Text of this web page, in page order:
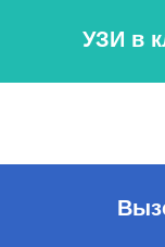
УЗИ в